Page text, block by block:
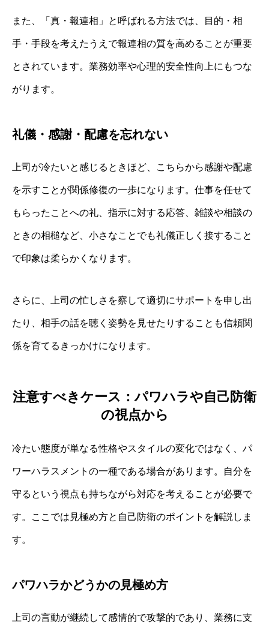
また、「真・報連相」と呼ばれる方法では、目的・相
手・手段を考えたうえで報連相の質を高めることが重要
とされています。業務効率や心理的安全性向上にもつな
がります。
礼儀・感謝・配慮を忘れない
上司が冷たいと感じるときほど、こちらから感謝や配慮
を示すことが関係修復の一歩になります。仕事を任せて
もらったことへの礼、指示に対する応答、雑談や相談の
ときの相槌など、小さなことでも礼儀正しく接すること
で印象は柔らかくなります。
さらに、上司の忙しさを察して適切にサポートを申し出
たり、相手の話を聴く姿勢を見せたりすることも信頼関
係を育てるきっかけになります。
注意すべきケース：パワハラや自己防衛
の視点から
冷たい態度が単なる性格やスタイルの変化ではなく、パ
ワーハラスメントの一種である場合があります。自分を
守るという視点も持ちながら対応を考えることが必要で
す。ここでは見極め方と自己防衛のポイントを解説しま
す。
パワハラかどうかの見極め方
上司の言動が継続して感情的で攻撃的であり、業務に支